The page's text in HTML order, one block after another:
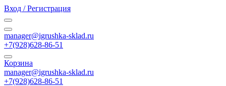
Вход / Регистрация
manager@igrushka-sklad.ru
+7(928)628-86-51
Корзина
manager@igrushka-sklad.ru
+7(928)628-86-51